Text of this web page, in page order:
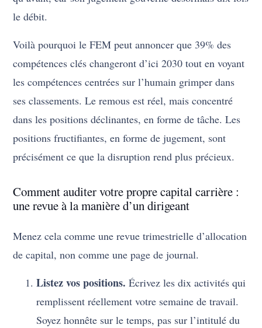
le débit.
Voilà pourquoi le FEM peut annoncer que 39% des
compétences clés changeront d’ici 2030 tout en voyant
les compétences centrées sur l’humain grimper dans
ses classements. Le remous est réel, mais concentré
dans les positions déclinantes, en forme de tâche. Les
positions fructifiantes, en forme de jugement, sont
précisément ce que la disruption rend plus précieux.
Comment auditer votre propre capital carrière :
une revue à la manière d’un dirigeant
Menez cela comme une revue trimestrielle d’allocation
de capital, non comme une page de journal.
Listez vos positions. Écrivez les dix activités qui
remplissent réellement votre semaine de travail.
Soyez honnête sur le temps, pas sur l’intitulé du